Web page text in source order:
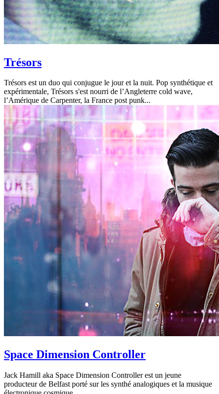
Trésors
Trésors est un duo qui conjugue le jour et la nuit. Pop synthétique et
expérimentale, Trésors s'est nourri de l’Angleterre cold wave,
l’Amérique de Carpenter, la France post punk...
Space Dimension Controller
Jack Hamill aka Space Dimension Controller est un jeune
producteur de Belfast porté sur les synthé analogiques et la musique